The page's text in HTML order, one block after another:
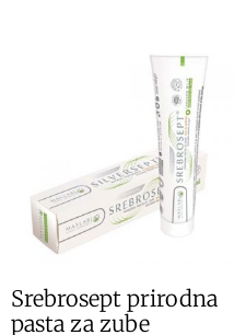
Srebrosept prirodna
pasta za zube